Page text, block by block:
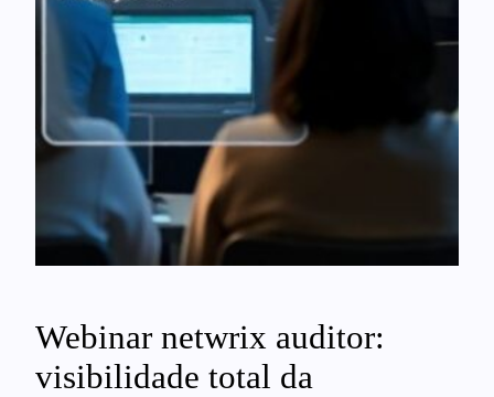
Webinar netwrix auditor:
visibilidade total da